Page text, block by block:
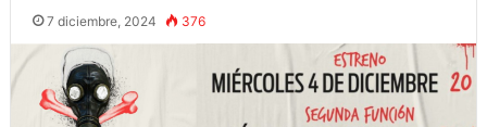
7 diciembre, 2024 376